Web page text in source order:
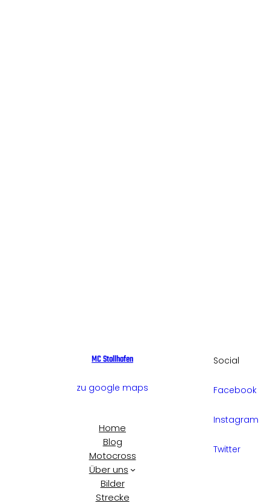
MC Stollhofen
zu google maps
Home
Blog
Motocross
Über uns
Bilder
Strecke
Social
Facebook
Instagram
Twitter